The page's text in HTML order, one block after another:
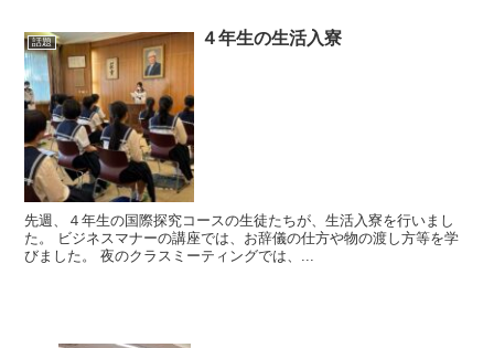
話題 ４年生の生活入寮
先週、４年生の国際探究コースの生徒たちが、生活入寮を行いまし
た。 ビジネスマナーの講座では、お辞儀の仕方や物の渡し方等を学
びました。 夜のクラスミーティングでは、...